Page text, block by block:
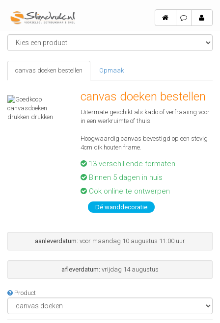
canvas doeken bestellen Opmaak
canvas doeken bestellen
Uitermate geschikt als kado of verfraaiing voor
in een werkruimte of thuis.
Hoogwaardig canvas bevestigd op een stevig
4cm dik houten frame.
13 verschillende formaten
Binnen 5 dagen in huis
Ook online te ontwerpen
Dé wanddecoratie
aanleverdatum: voor maandag 10 augustus 11:00 uur
afleverdatum: vrijdag 14 augustus
Product